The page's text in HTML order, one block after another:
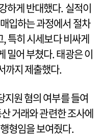
하게 반대했다. 실적이
입하는 과정에서 절차
특히 시세보다 비싸게
밀어 부쳤다. 태광은 이
까지 제출했다.
지원 혐의 여부를 들여
거래와 관련한 조사에
형임을 보여줬다.